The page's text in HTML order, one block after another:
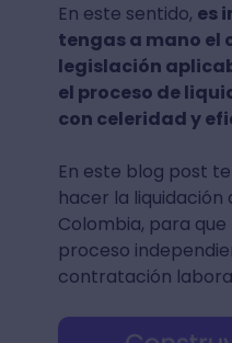
En este sentido, es
tengas a mano el
legislación
el proceso de
con celeridad y
En este blog post
hacer la
Colombia, para
proceso
contratación